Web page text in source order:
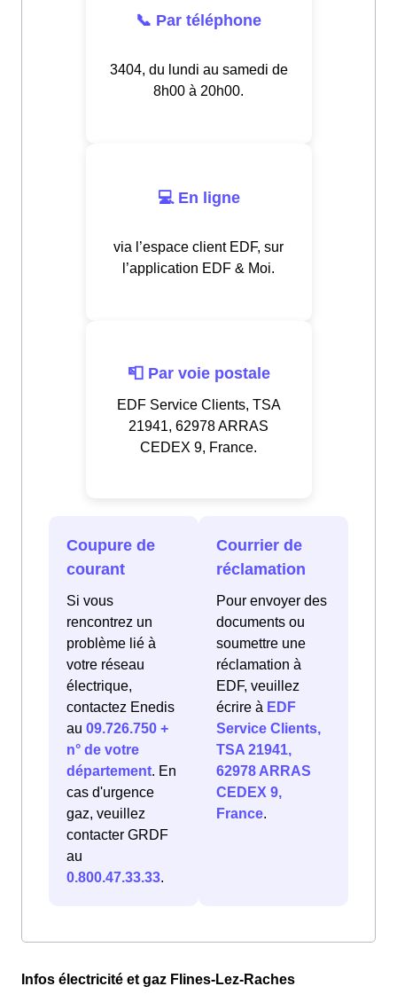
📞 Par téléphone
3404, du lundi au samedi de
8h00 à 20h00.
💻 En ligne
via l’espace client EDF, sur
l’application EDF & Moi.
📮 Par voie postale
EDF Service Clients, TSA
21941, 62978 ARRAS
CEDEX 9, France.
Coupure de
courant
Si vous
rencontrez un
problème lié à
votre réseau
électrique,
contactez Enedis
au 09.726.750 +
n° de votre
département. En
cas d'urgence
gaz, veuillez
contacter GRDF
au
0.800.47.33.33.
Courrier de
réclamation
Pour envoyer des
documents ou
soumettre une
réclamation à
EDF, veuillez
écrire à EDF
Service Clients,
TSA 21941,
62978 ARRAS
CEDEX 9,
France.
Infos électricité et gaz Flines-Lez-Raches